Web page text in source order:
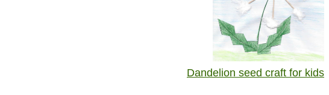
Dandelion seed craft for kids